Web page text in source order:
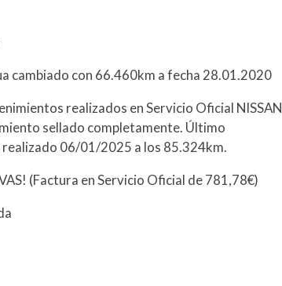
cambiado con 66.460km a fecha 28.01.2020
realizados en Servicio Oficial NISSAN
sellado completamente. Último
06/01/2025 a los 85.324km.
(Factura en Servicio Oficial de 781,78€)